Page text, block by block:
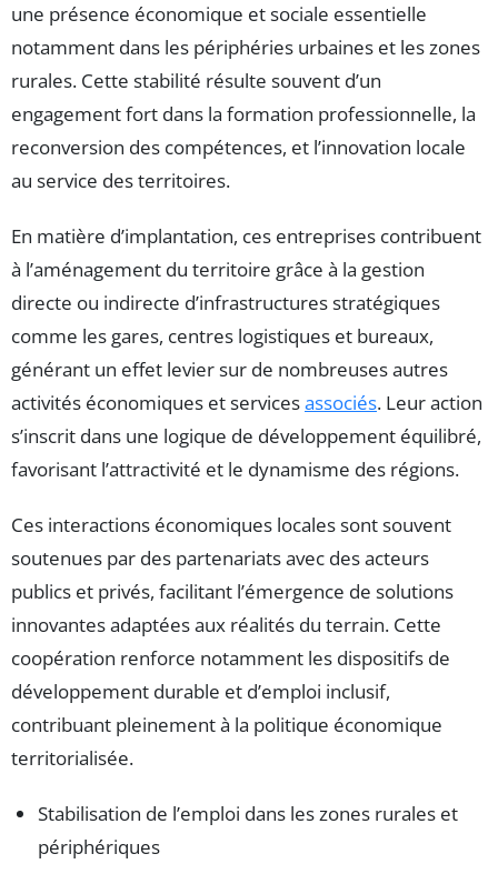
une présence économique et sociale essentielle
notamment dans les périphéries urbaines et les zones
rurales. Cette stabilité résulte souvent d’un
engagement fort dans la formation professionnelle, la
reconversion des compétences, et l’innovation locale
au service des territoires.
En matière d’implantation, ces entreprises contribuent
à l’aménagement du territoire grâce à la gestion
directe ou indirecte d’infrastructures stratégiques
comme les gares, centres logistiques et bureaux,
générant un effet levier sur de nombreuses autres
activités économiques et servicesassociés. Leur action
s’inscrit dans une logique de développement équilibré,
favorisant l’attractivité et le dynamisme des régions.
Ces interactions économiques locales sont souvent
soutenues par des partenariats avec des acteurs
publics et privés, facilitant l’émergence de solutions
innovantes adaptées aux réalités du terrain. Cette
coopération renforce notamment les dispositifs de
développement durable et d’emploi inclusif,
contribuant pleinement à la politique économique
territorialisée.
Stabilisation de l’emploi dans les zones rurales et
périphériques